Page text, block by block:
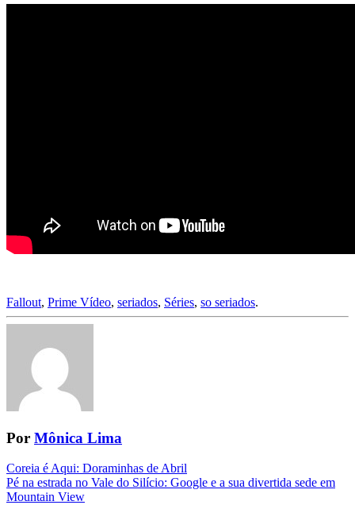
Fallout, Prime Vídeo, seriados, Séries, so seriados.
Por Mônica Lima
Navegação
da
Coreia é Aqui: Doraminhas de Abril
Pé na estrada no Vale do Silício: Google e a sua divertida sede em
Mountain View